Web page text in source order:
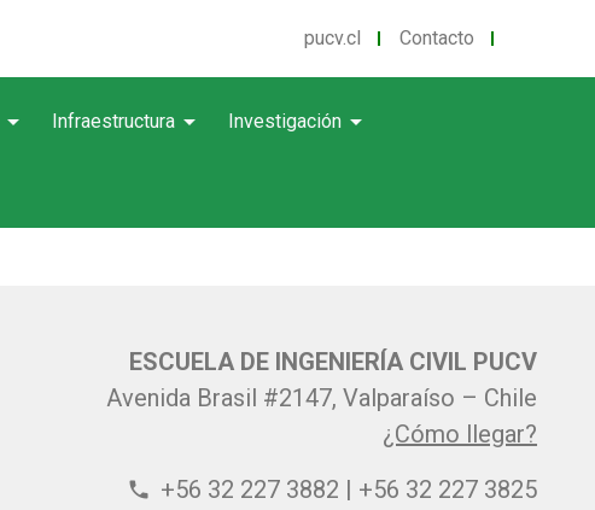
pucv.cl Contacto
arrow_drop_down Infraestructura arrow_drop_down Investigación arrow_drop_down
ESCUELA DE INGENIERÍA CIVIL PUCV
Avenida Brasil #2147, Valparaíso – Chile
¿Cómo llegar?
phone +56 32 227 3882 | +56 32 227 3825